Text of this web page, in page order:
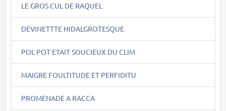
LE GROS CUL DE RAQUEL
DEVINETTTE HIDALGROTESQUE
POL POT ETAIT SOUCIEUX DU CLIM
MAIGRE FOULTITUDE ET PERFIDITU
PROMENADE A RACCA